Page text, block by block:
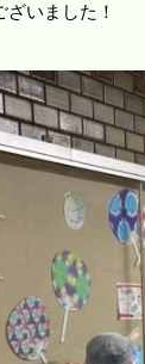
いました！